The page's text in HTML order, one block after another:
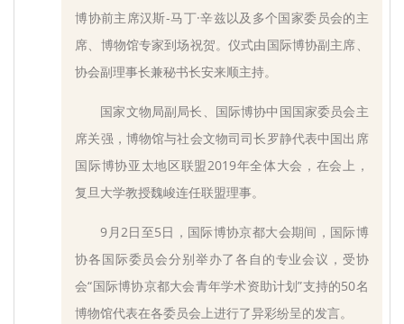
博协前主席汉斯-马丁·辛兹以及多个国家委员会的主
席、博物馆专家到场祝贺。仪式由国际博协副主席、
协会副理事长兼秘书长安来顺主持。
国家文物局副局长、国际博协中国国家委员会主
席关强，博物馆与社会文物司司长罗静代表中国出席
国际博协亚太地区联盟2019年全体大会，在会上，
复旦大学教授魏峻连任联盟理事。
9月2日至5日，国际博协京都大会期间，国际博
协各国际委员会分别举办了各自的专业会议，受协
会“国际博协京都大会青年学术资助计划”支持的50名
博物馆代表在各委员会上进行了异彩纷呈的发言。